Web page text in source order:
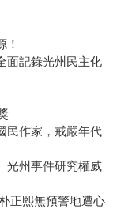
面記錄光州民主化
作家，戒嚴年代
州事件研究權威
正熙無預警地遭心